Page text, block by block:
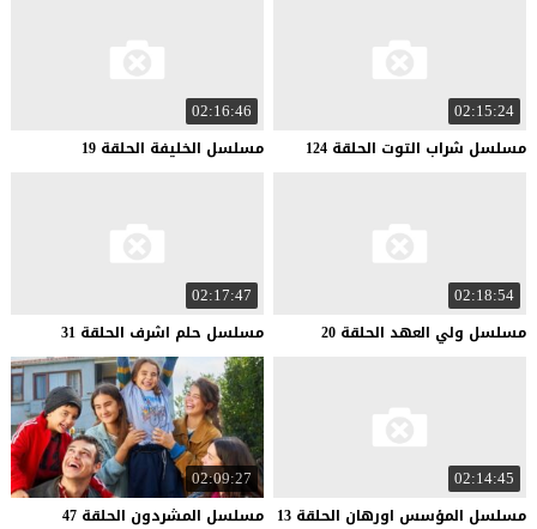
02:15:24
مسلسل شراب التوت الحلقة 124
02:16:46
مسلسل الخليفة الحلقة 19
02:18:54
مسلسل ولي العهد الحلقة 20
02:17:47
مسلسل حلم اشرف الحلقة 31
02:14:45
مسلسل المؤسس اورهان الحلقة 13
02:09:27
مسلسل المشردون الحلقة 47